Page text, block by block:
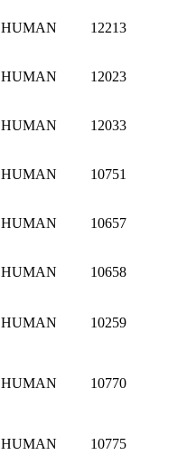
HUMAN 12213
HUMAN 12023
HUMAN 12033
HUMAN 10751
HUMAN 10657
HUMAN 10658
HUMAN 10259
HUMAN 10770
HUMAN 10775